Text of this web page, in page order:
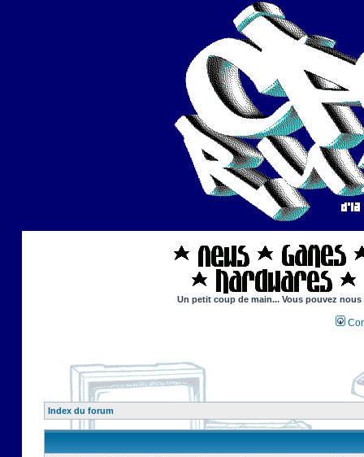
Un petit coup de main... Vous pouvez
Index du forum